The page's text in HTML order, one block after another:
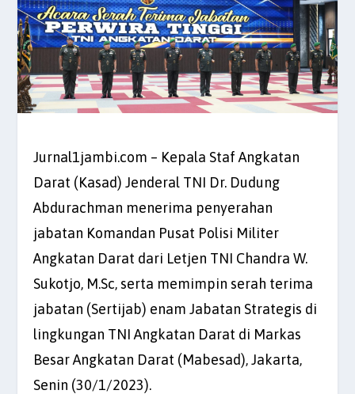
Jurnal1jambi.com – Kepala Staf Angkatan
Darat (Kasad) Jenderal TNI Dr. Dudung
Abdurachman menerima penyerahan
jabatan Komandan Pusat Polisi Militer
Angkatan Darat dari Letjen TNI Chandra W.
Sukotjo, M.Sc, serta memimpin serah terima
jabatan (Sertijab) enam Jabatan Strategis di
lingkungan TNI Angkatan Darat di Markas
Besar Angkatan Darat (Mabesad), Jakarta,
Senin (30/1/2023).